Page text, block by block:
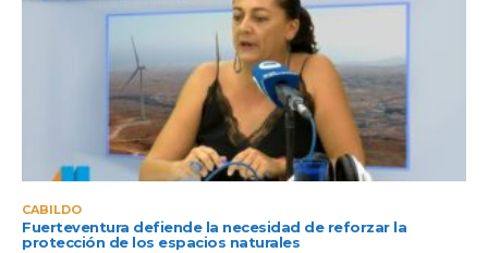
CABILDO
Fuerteventura defiende la necesidad de reforzar la
protección de los espacios naturales